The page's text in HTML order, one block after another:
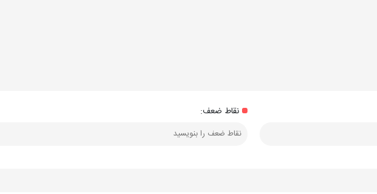
نقاط ضعف: